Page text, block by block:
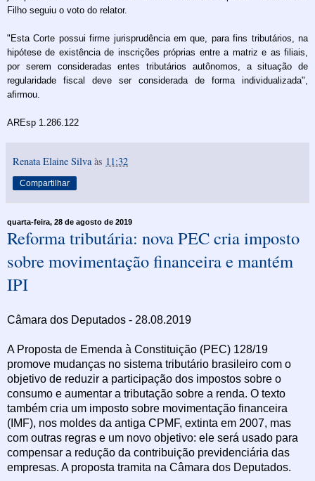
Filho seguiu o voto do relator.
"Esta Corte possui firme jurisprudência em que, para fins tributários, na
hipótese de existência de inscrições próprias entre a matriz e as filiais,
por serem consideradas entes tributários autônomos, a situação de
regularidade fiscal deve ser considerada de forma individualizada",
afirmou.
AREsp 1.286.122
Renata Elaine Silva às 11:32
Compartilhar
quarta-feira, 28 de agosto de 2019
Reforma tributária: nova PEC cria imposto
sobre movimentação financeira e mantém
IPI
Câmara dos Deputados - 28.08.2019
A Proposta de Emenda à Constituição (PEC) 128/19
promove mudanças no sistema tributário brasileiro com o
objetivo de reduzir a participação dos impostos sobre o
consumo e aumentar a tributação sobre a renda. O texto
também cria um imposto sobre movimentação financeira
(IMF), nos moldes da antiga CPMF, extinta em 2007, mas
com outras regras e um novo objetivo: ele será usado para
compensar a redução da contribuição previdenciária das
empresas. A proposta tramita na Câmara dos Deputados.